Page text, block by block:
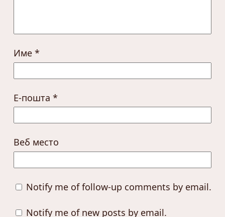
Име *
Е-пошта *
Веб место
Notify me of follow-up comments by email.
Notify me of new posts by email.